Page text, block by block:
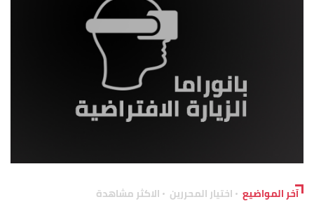
آخر المواضيع اختيار المحررين الاكثر مشاهدة